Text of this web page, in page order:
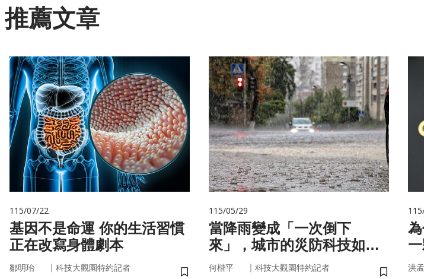
推薦文章
115/07/22
基因不是命運 你的生活習慣
正在改寫身體劇本
鄒明珆 ｜ 科技大觀園特約記者
115/05/29
當降雨變成「一次倒下
來」，城市的災防科技如何
即時應變？
何楷平 ｜ 科技大觀園特約記者
嗎
洪